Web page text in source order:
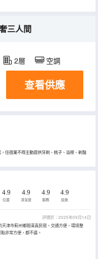
三人間
2層 空調
查看供應
住宿業不得主動提供牙刷、梳子、浴擦、剃鬚
4.9
位置
4.9
清潔度
4.9
服務
4.9
設施
評價於：2025年09月14日
津市薊州鄉間清真民宿，交通方便，環境整
非常方便，都不遠。